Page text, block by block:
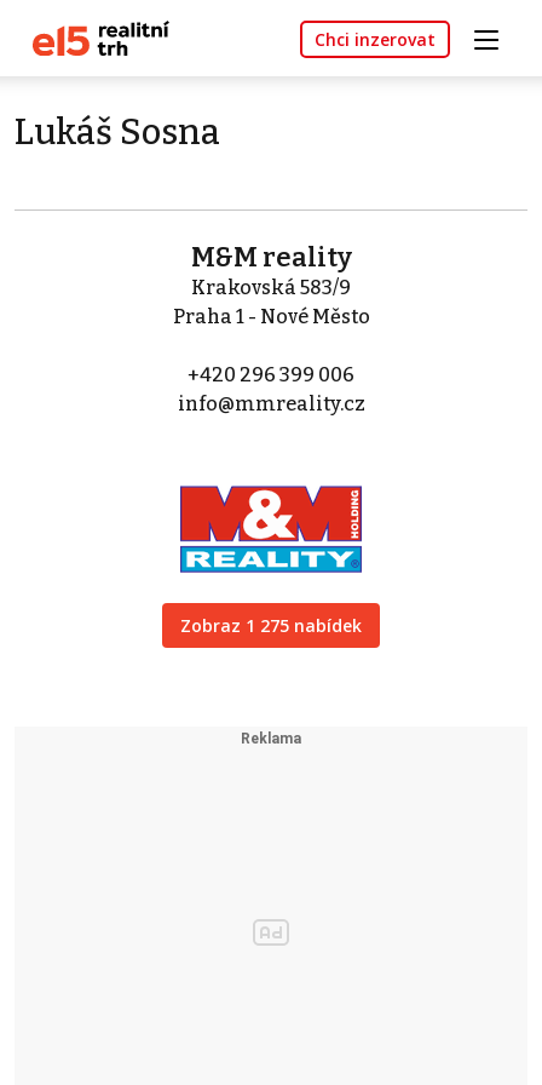
Chci inzerovat
Lukáš Sosna
M&M reality
Krakovská 583/9
Praha 1 - Nové Město
+420 296 399 006
info@mmreality.cz
Zobraz 1 275 nabídek